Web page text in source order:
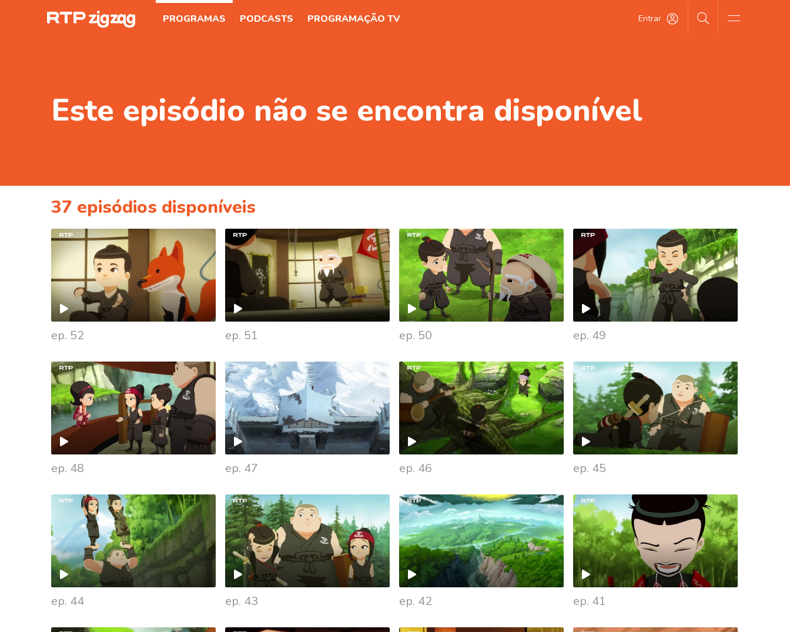
PROGRAMAS PODCASTS PROGRAMAÇÃO TV Entrar
Este episódio não se encontra disponível
37 episódios disponíveis
ep. 52 ep. 51 ep. 50 ep. 49
ep. 48 ep. 47 ep. 46 ep. 45
ep. 44 ep. 43 ep. 42 ep. 41
935130